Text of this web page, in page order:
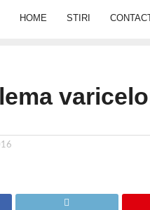
HOME STIRI